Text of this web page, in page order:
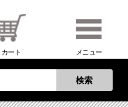
カート メニュー
検索